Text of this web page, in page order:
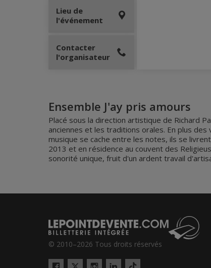
Lieu de
l'événement
Contacter
l'organisateur
Ensemble J'ay pris amours
Placé sous la direction artistique de Richard
anciennes et les traditions orales. En plus
musique se cache entre les notes, ils se
2013 et en résidence au couvent des
sonorité unique, fruit d'un ardent travail
© 2010–2026 Tous droits réservés
Twitter Tiktok